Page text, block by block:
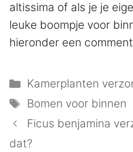
altissima of als je je
leuke boompje voor
hieronder een
Categorieën
Kamerplanten
Tags
Bomen voor binnen
Ficus benjamina
dat?